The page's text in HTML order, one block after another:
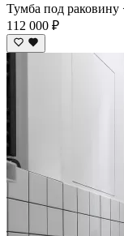
Тумба под
112 000 ₽